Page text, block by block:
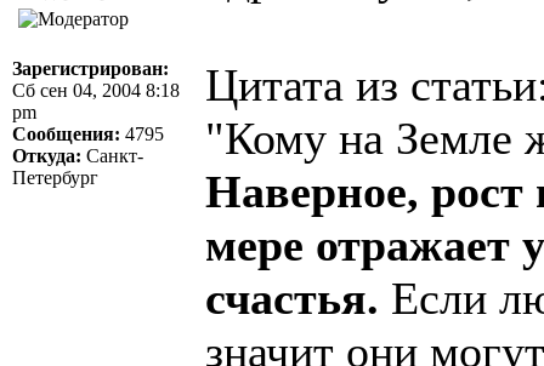
Зарегистрирован:
Сб сен 04, 2004 8:18
pm
Сообщения: 4795
Откуда: Санкт-
Петербург
Цитата из
"Кому на Земле
Наверное, рост
мере отражает
счастья. Если
значит они